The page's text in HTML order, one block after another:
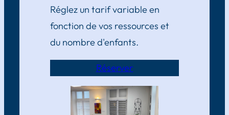
Réglez un tarif variable en
fonction de vos ressources et
du nombre d'enfants.
Réserver